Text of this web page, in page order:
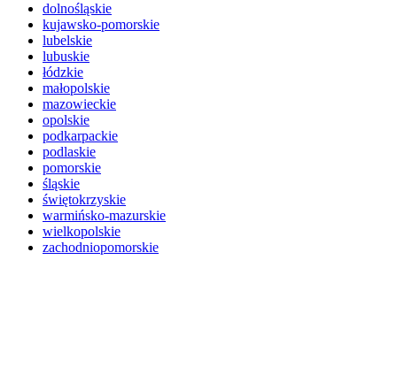
dolnośląskie
kujawsko-pomorskie
lubelskie
lubuskie
łódzkie
małopolskie
mazowieckie
opolskie
podkarpackie
podlaskie
pomorskie
śląskie
świętokrzyskie
warmińsko-mazurskie
wielkopolskie
zachodniopomorskie